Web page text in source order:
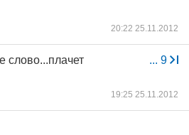
20:22 25.11.2012
... 9
19:25 25.11.2012